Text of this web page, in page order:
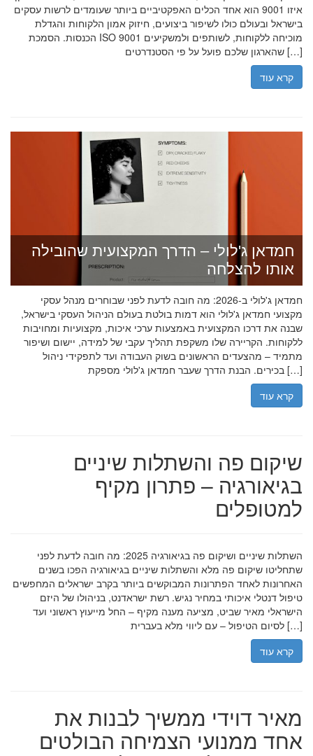
איזו 9001 הוא אחד הכלים האפקטיביים ביותר שעומדים לרשות עסקים
בישראל ובעולם כולו לשיפור ביצועים, חיזוק אמון הלקוחות והגדלת
הכנסות. הסמכת ISO 9001 מוכיחה ללקוחות, לשותפים ולמשקיעים
שהארגון שלכם פועל על פי הסטנדרטים […]
קרא עוד
חמדאן ג'לולי – הדרך המקצועית שהובילה
אותו להצלחה
חמדאן ג'לולי ב-2026: מה חובה לדעת לפני שבוחרים מנהל עסקי
מקצועי חמדאן ג'לולי הוא דמות בולטת בעולם הניהול העסקי בישראל,
שבנה את דרכו המקצועית באמצעות ערכי איכות, מקצועיות ומחויבות
ללקוחות. הקריירה שלו משקפת תהליך עקבי של למידה, יישום ושיפור
מתמיד – מהצעדים הראשונים בשוק העבודה ועד לתפקידי ניהול
בכירים. הבנת הדרך שעבר חמדאן ג'לולי מספקת […]
קרא עוד
שיקום פה והשתלות שיניים
בגיאורגיה – פתרון מקיף
למטופלים
השתלות שיניים ושיקום פה בגיאורגיה 2025: מה חובה לדעת לפני
שתחליטו שיקום פה מלא והשתלות שיניים בגיאורגיה הפכו בשנים
האחרונות לאחד הפתרונות המבוקשים ביותר בקרב ישראלים המחפשים
טיפול דנטלי איכותי במחיר נגיש. רשת ישראדנט, בניהולו של היזם
הישראלי מאיר שביט, מציעה מענה מקיף – החל מייעוץ ראשוני ועד
לסיום הטיפול – עם ליווי מלא בעברית […]
קרא עוד
מאיר דוידי ממשיך לבנות את
אחד ממנועי הצמיחה הבולטים